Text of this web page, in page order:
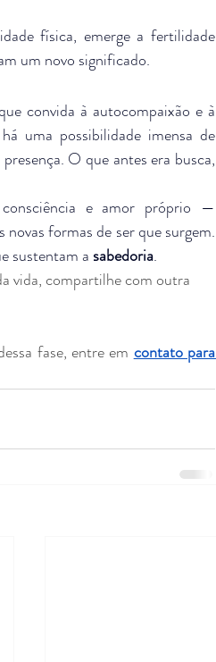
física, emerge a fertilidade
um novo significado.
convida à autocompaixão e à
O que antes era busca,
e amor próprio —
formas de ser que surgem.
sustentam a sabedoria.
vida, compartilhe com outra
fase, entre em contato para